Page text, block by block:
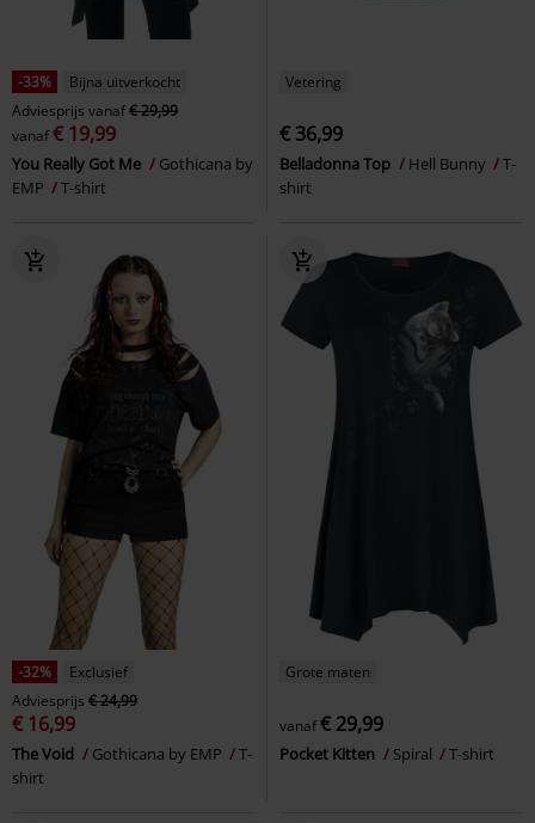
-33%
Bijna uitverkocht
Adviesprijs vanaf€ 29,99
vanaf€ 19,99
You Really Got Me
Gothicana by
EMP
T-shirt
Vetering
€ 36,99
Belladonna Top Hell Bunny
T-
shirt
-32%
Exclusief
Adviesprijs € 24,99
€ 16,99
The Void Gothicana by EMP
T-
shirt
Grote maten
vanaf€ 29,99
Pocket Kitten Spiral T-shirt